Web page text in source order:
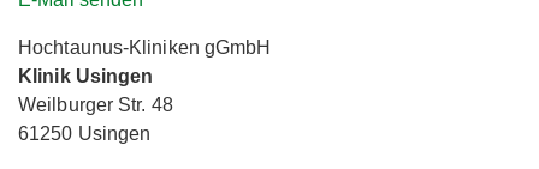
Hochtaunus-Kliniken gGmbH
Klinik Usingen
Weilburger Str. 48
61250 Usingen